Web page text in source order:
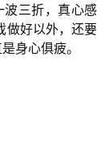
波三折，真心感
做好以外，还要
身心俱疲。